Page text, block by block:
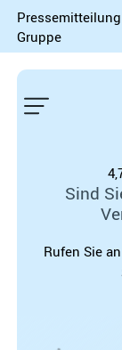
Gruppe
Sind
Rufen Sie